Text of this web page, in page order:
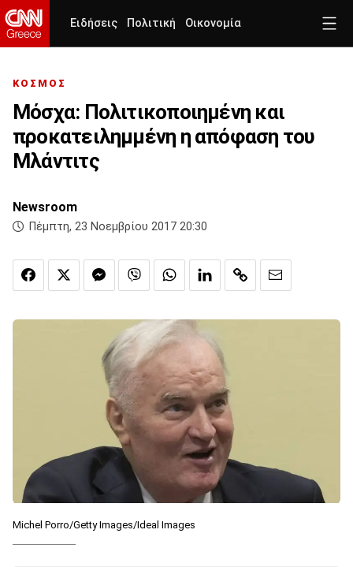
Ειδήσεις Πολιτική Οικονομία
ΚΟΣΜΟΣ
Μόσχα: Πολιτικοποιημένη και
προκατειλημμένη η απόφαση του
Μλάντιτς
Newsroom
Πέμπτη, 23 Νοεμβρίου 2017 20:30
Michel Porro/Getty Images/Ideal Images